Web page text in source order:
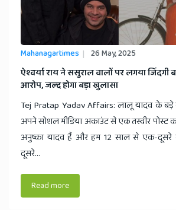
Mahanagartimes 26 May, 2025
​ऐश्वर्या राय ने ससुराल वालों पर लगया जिंदगी
आरोप, जल्द होगा बड़ा खुलासा
Tej Pratap Yadav Affairs: लालू यादव के बड़े
अपने सोशल मीडिया अकाउंट से एक तस्वीर पोस्ट
अनुष्का यादव हैं और हम 12 साल से एक-दूसरे
दूसरे...
Read more